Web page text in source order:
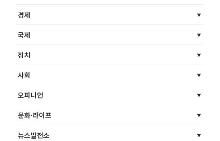
경제
국제
정치
사회
오피니언
문화·라이프
뉴스발전소